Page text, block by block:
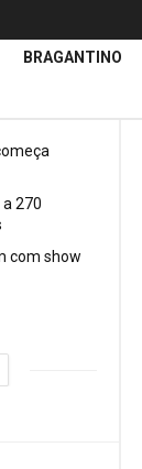
270
com show
BRAGANTINO